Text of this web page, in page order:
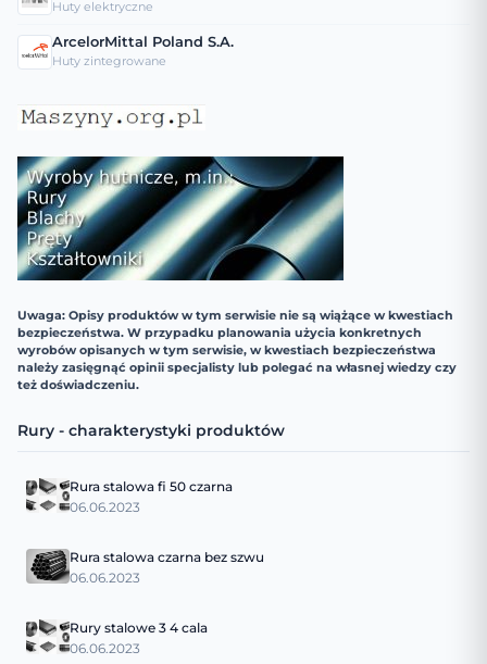
Huty elektryczne
ArcelorMittal Poland S.A.
Huty zintegrowane
Uwaga: Opisy produktów w tym serwisie nie są wiążące w kwestiach
bezpieczeństwa. W przypadku planowania użycia konkretnych
wyrobów opisanych w tym serwisie, w kwestiach bezpieczeństwa
należy zasięgnąć opinii specjalisty lub polegać na własnej wiedzy czy
też doświadczeniu.
Rury - charakterystyki produktów
Rura stalowa fi 50 czarna
06.06.2023
Rura stalowa czarna bez szwu
06.06.2023
Rury stalowe 3 4 cala
06.06.2023